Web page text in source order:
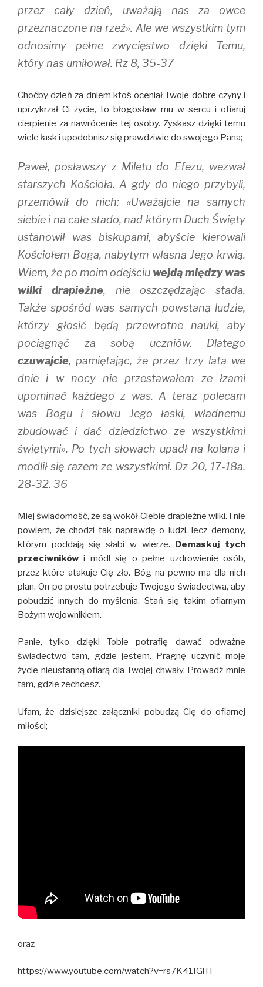
przez cały dzień, uważają nas za owce
przeznaczone na rzeź». Ale we wszystkim tym
odnosimy pełne zwycięstwo dzięki Temu,
który nas umiłował. Rz 8, 35-37
Choćby dzień za dniem ktoś oceniał Twoje dobre czyny i
uprzykrzał Ci życie, to błogosław mu w sercu i ofiaruj
cierpienie za nawrócenie tej osoby. Zyskasz dzięki temu
wiele łask i upodobnisz się prawdziwie do swojego Pana;
Paweł, posławszy z Miletu do Efezu, wezwał
starszych Kościoła. A gdy do niego przybyli,
przemówił do nich: «Uważajcie na samych
siebie i na całe stado, nad którym Duch Święty
ustanowił was biskupami, abyście kierowali
Kościołem Boga, nabytym własną Jego krwią.
Wiem, że po moim odejściu wejdą między was
wilki drapieżne, nie oszczędzając stada.
Także spośród was samych powstaną ludzie,
którzy głosić będą przewrotne nauki, aby
pociągnąć za sobą uczniów. Dlatego
czuwajcie, pamiętając, że przez trzy lata we
dnie i w nocy nie przestawałem ze łzami
upominać każdego z was. A teraz polecam
was Bogu i słowu Jego łaski, władnemu
zbudować i dać dziedzictwo ze wszystkimi
świętymi». Po tych słowach upadł na kolana i
modlił się razem ze wszystkimi. Dz 20, 17-18a.
28-32. 36
Miej świadomość, że są wokół Ciebie drapieżne wilki. I nie
powiem, że chodzi tak naprawdę o ludzi, lecz demony,
którym poddają się słabi w wierze. Demaskuj tych
przeciwników i módl się o pełne uzdrowienie osób,
przez które atakuje Cię zło. Bóg na pewno ma dla nich
plan. On po prostu potrzebuje Twojego świadectwa, aby
pobudzić innych do myślenia. Stań się takim ofiarnym
Bożym wojownikiem.
Panie, tylko dzięki Tobie potrafię dawać odważne
świadectwo tam, gdzie jestem. Pragnę uczynić moje
życie nieustanną ofiarą dla Twojej chwały. Prowadź mnie
tam, gdzie zechcesz.
Ufam, że dzisiejsze załączniki pobudzą Cię do ofiarnej
miłości;
oraz
https://www.youtube.com/watch?v=rs7K41IGlTI